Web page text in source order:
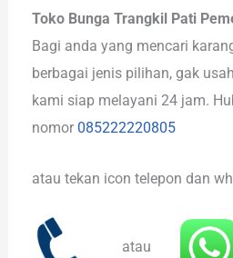
Toko Bunga Trangkil Pati
Bagi anda yang mencari
berbagai jenis pilihan, gak
kami siap melayani 24 jam.
nomor 085222220805
atau tekan icon telepon dan
atau